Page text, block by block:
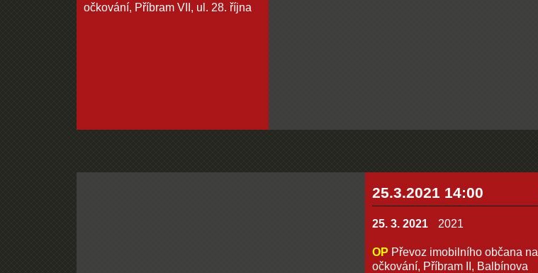
očkování, Příbram VII, ul. 28. října
25.3.2021 14:00
25. 3. 2021 2021
OP Převoz imobilního občana na
očkování, Příbram II, Balbínova